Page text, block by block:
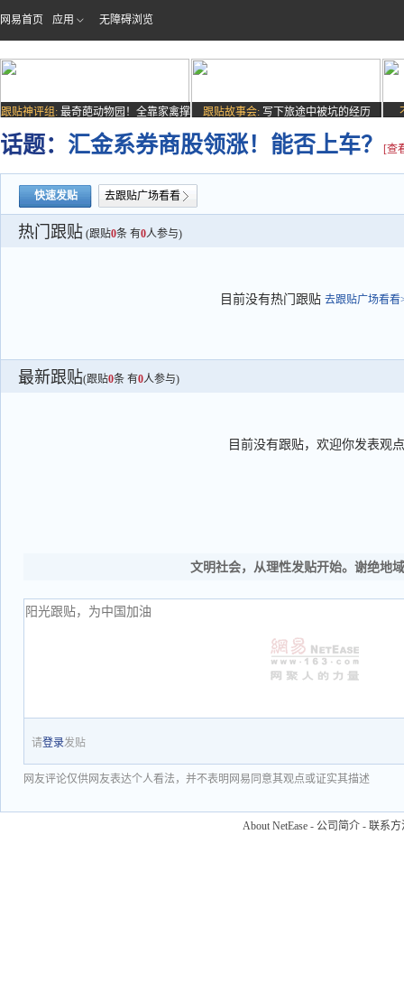
网易首页 应用 无障碍浏览
跟贴神评组: 最奇葩动物园！全靠家禽撑
场子
跟贴故事会: 写下旅途中被坑的经历
话题： 汇金系券商股领涨！能否上车？ [查
快速发贴 去跟贴广场看看
热门跟贴 (跟贴0条 有0人参与)
目前没有热门跟贴 去跟贴广场看看
最新跟贴(跟贴0条 有0人参与)
目前没有跟贴，欢迎你发表观点
文明社会，从理性发贴开始。谢绝地
请登录发贴
网友评论仅供网友表达个人看法，并不表明网易同意其观点或证实其描述
About NetEase - 公司简介 - 联系方